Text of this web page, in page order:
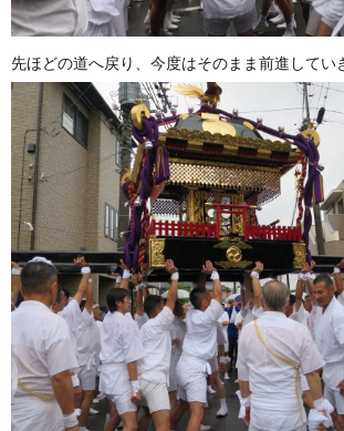
先ほどの道へ戻り、今度はそのまま前進してい